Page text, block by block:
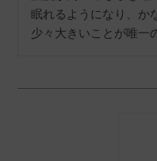
眠れるようになり、か
少々大きいことが唯一